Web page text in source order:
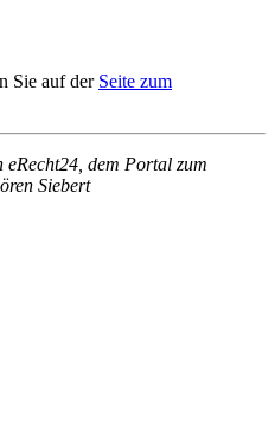
Sie auf der Seite zum
eRecht24, dem Portal zum
Siebert